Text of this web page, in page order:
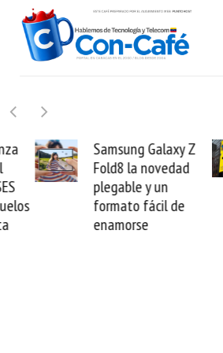
Samsung Galaxy Z
Fold8 la novedad
plegable y un
formato fácil de
enamorse